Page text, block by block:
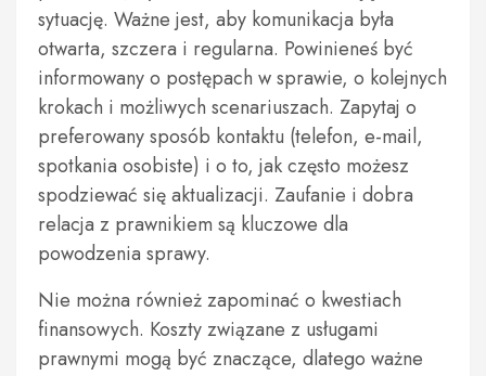
sytuację. Ważne jest, aby komunikacja była
otwarta, szczera i regularna. Powinieneś być
informowany o postępach w sprawie, o kolejnych
krokach i możliwych scenariuszach. Zapytaj o
preferowany sposób kontaktu (telefon, e-mail,
spotkania osobiste) i o to, jak często możesz
spodziewać się aktualizacji. Zaufanie i dobra
relacja z prawnikiem są kluczowe dla
powodzenia sprawy.
Nie można również zapominać o kwestiach
finansowych. Koszty związane z usługami
prawnymi mogą być znaczące, dlatego ważne